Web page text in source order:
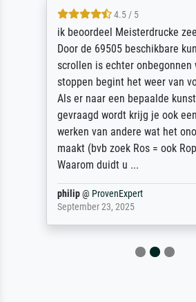
4.5 / 5
ik beoordeel Meisterdrucke
Door de 69505 beschikbare
scrollen is echter onbegonnen
stoppen begint het weer van
Als er naar een bepaalde
gevraagd wordt krijg je ook
werken van andere wat het
maakt (bvb zoek Ros = ook
Waarom duidt u ...
philip@ ProvenExpert
September 23, 2025